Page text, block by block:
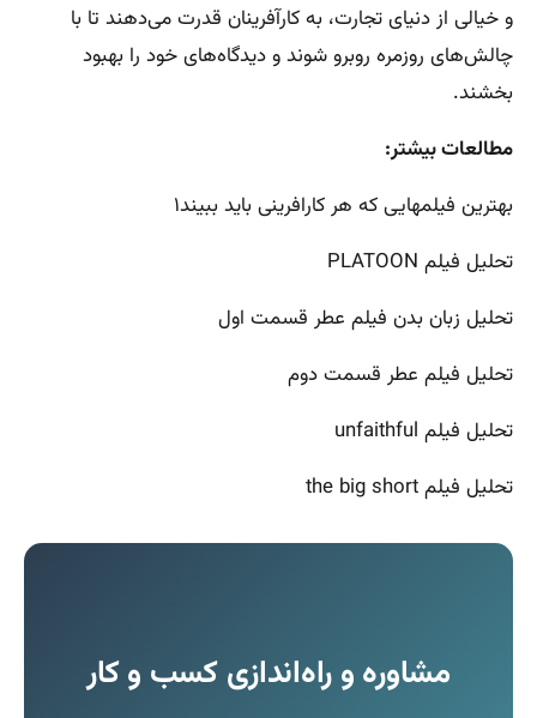
و خیالی از دنیای تجارت، به کارآفرینان قدرت می‌دهند تا با
چالش‌های روزمره روبرو شوند و دیدگاه‌های خود را بهبود
بخشند.
مطالعات بیشتر:
بهترین فیلمهایی که هر کارافرینی باید ببیند۱
تحلیل فیلم PLATOON
تحلیل زبان بدن فیلم عطر قسمت اول
تحلیل فیلم عطر قسمت دوم
تحلیل فیلم unfaithful
تحلیل فیلم the big short
مشاوره و راه‌‏اندازی کسب و کار